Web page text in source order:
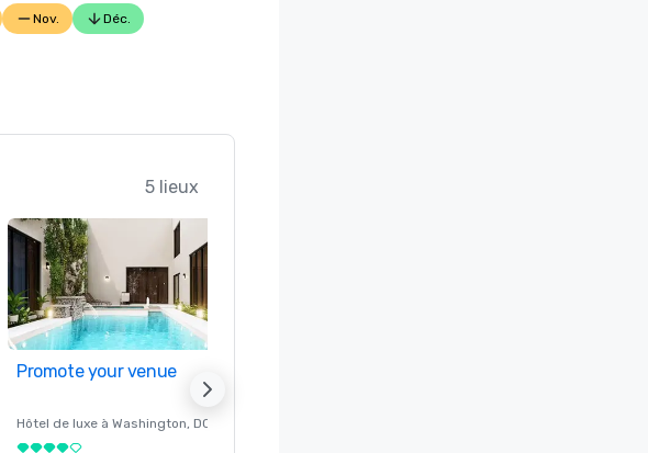
Nov. Déc.
5 lieux
Promote your venue
Hôtel de luxe à Washington, DC